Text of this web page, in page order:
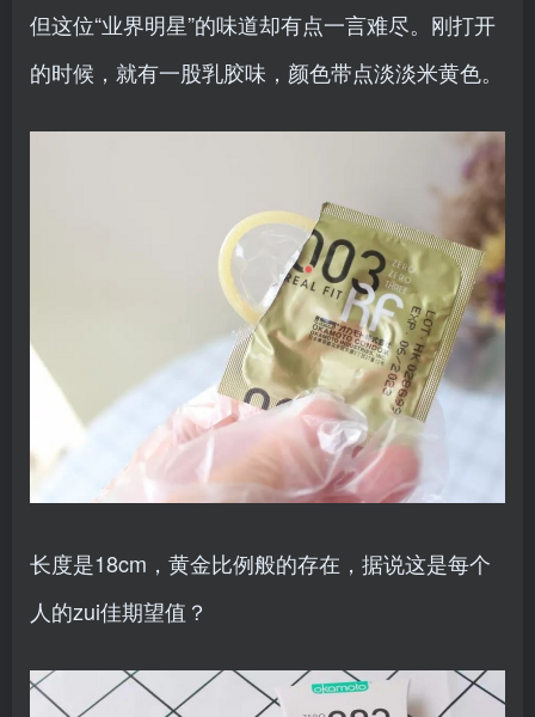
但这位“业界明星”的味道却有点一言难尽。刚打开
的时候，就有一股乳胶味，颜色带点淡淡米黄色。
长度是18cm，黄金比例般的存在，据说这是每个
人的zui佳期望值？